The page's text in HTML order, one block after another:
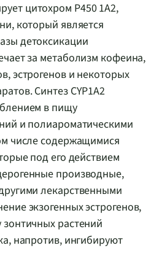
цитохром Р450 1A2,
который является
детоксикации
за метаболизм кофеина,
эстрогенов и некоторых
Синтез CYP1A2
в пищу
и полиароматическими
числе содержащимися
под его действием
производные,
лекарственными
экзогенных эстрогенов,
растений
напротив, ингибируют